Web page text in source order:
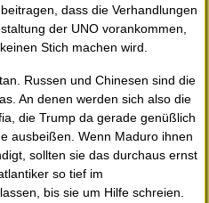
dass die Verhandlungen
der UNO vorankommen,
Stich machen wird.
Russen und Chinesen sind die
An denen werden sich also die
die Trump da gerade genüßlich
ausbeißen. Wenn Maduro ihnen
sollten sie das durchaus ernst
so tief im
bis sie um Hilfe schreien.